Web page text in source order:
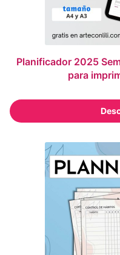
Planificador 2025
para